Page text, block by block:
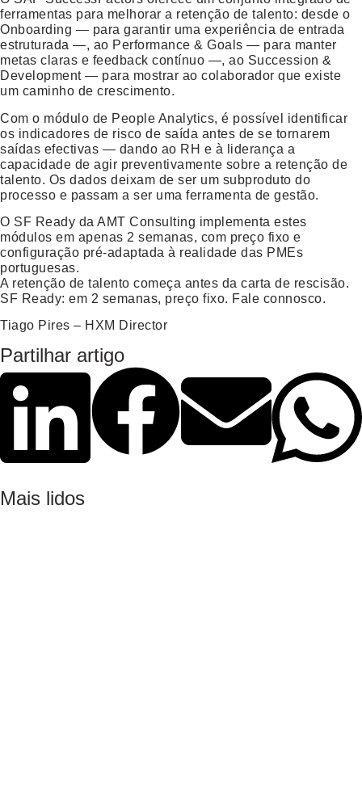
ferramentas para melhorar a retenção de talento: desde o
Onboarding — para garantir uma experiência de entrada
estruturada —, ao Performance & Goals — para manter
metas claras e feedback contínuo —, ao Succession &
Development — para mostrar ao colaborador que existe
um caminho de crescimento.
Com o módulo de People Analytics, é possível identificar
os indicadores de risco de saída antes de se tornarem
saídas efectivas — dando ao RH e à liderança a
capacidade de agir preventivamente sobre a retenção de
talento. Os dados deixam de ser um subproduto do
processo e passam a ser uma ferramenta de gestão.
O SF Ready da AMT Consulting implementa estes
módulos em apenas 2 semanas, com preço fixo e
configuração pré-adaptada à realidade das PMEs
portuguesas.
A retenção de talento começa antes da carta de rescisão.
SF Ready: em 2 semanas, preço fixo. Fale connosco.
Tiago Pires – HXM Director
Partilhar artigo
Mais lidos